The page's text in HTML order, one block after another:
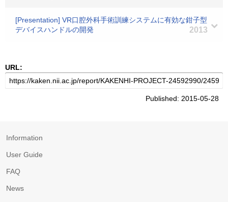
[Presentation] VR口腔外科手術訓練システムに有効な鉗子型
デバイスハンドルの開発
2013
URL:
Published: 2015-05-28
Information
User Guide
FAQ
News